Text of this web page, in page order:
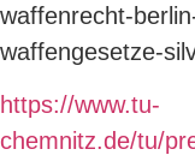
waffenrecht-
waffengesetze-
https://www.tu-
chemnitz.de/tu/